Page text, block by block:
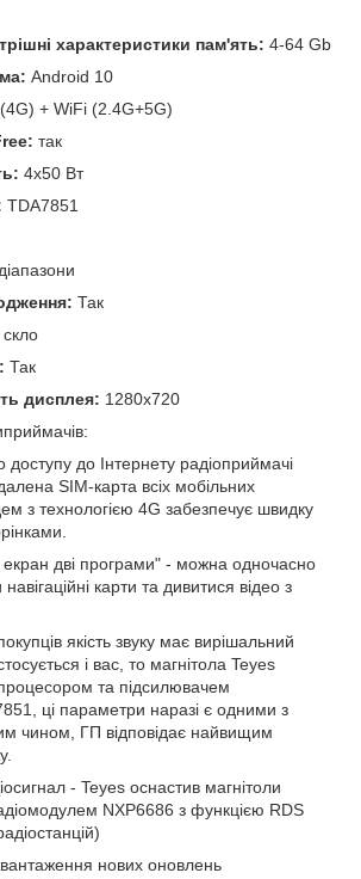
характеристики пам'ять: 4-64 Gb
Android 10
+ WiFi (2.4G+5G)
так
4x50 Вт
TDA7851
Так
Так
дисплея: 1280x720
доступу до Інтернету радіоприймачі
SIM-карта всіх мобільних
з технологією 4G забезпечує швидку
дві програми" - можна одночасно
карти та дивитися відео з
якість звуку має вирішальний
і вас, то магнітола Teyes
та підсилювачем
ці параметри наразі є одними з
чином, ГП відповідає найвищим
- Teyes оснастив магнітоли
NXP6686 з функцією RDS
нових оновлень